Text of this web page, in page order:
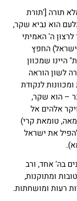
תורה ['תורת
הוא נביא שקר,
ה' האמיתי
החפץ
היינו שמכוון
לשון הוראה
לנקודת
– הוא שקר,
אלהים אל
טומאת קרי)
את ישראל
בה' אחד, ורב
ומתוקנות,
רעות ומושחתות.